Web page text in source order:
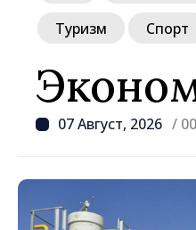
07 Август, 2026 /
Туризм Спорт